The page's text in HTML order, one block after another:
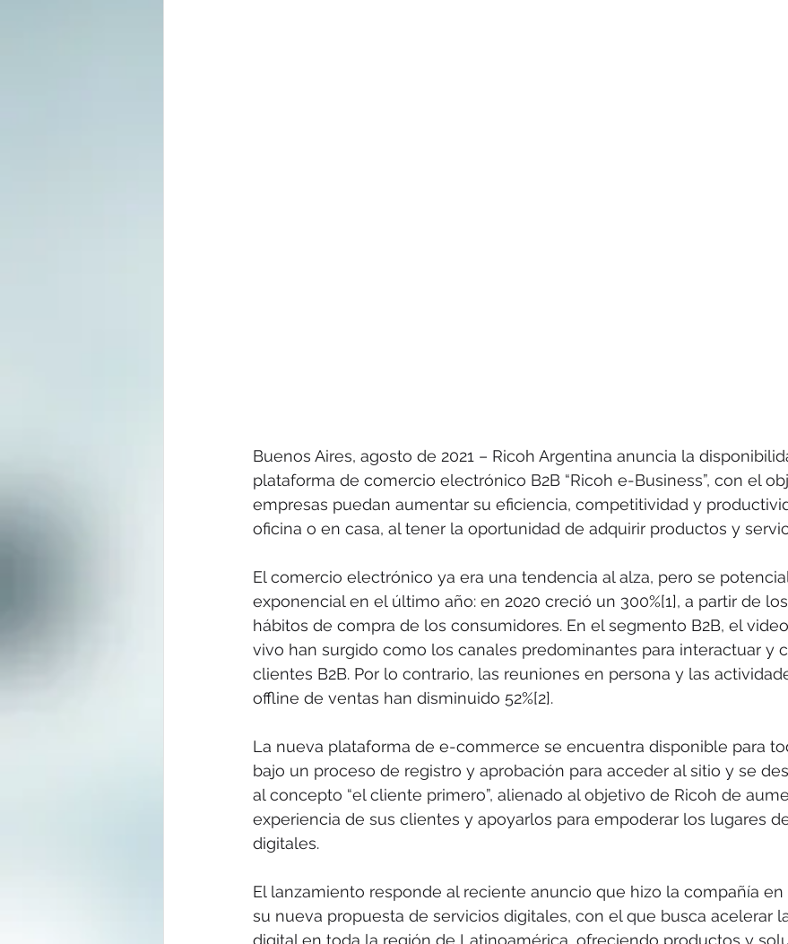
Buenos Aires, agosto de 2021 – Ricoh Argentina anuncia la
plataforma de comercio electrónico B2B “Ricoh e-Business”, con el
empresas puedan aumentar su eficiencia, competitividad y
oficina o en casa, al tener la oportunidad de adquirir productos y
El comercio electrónico ya era una tendencia al alza, pero se
exponencial en el último año: en 2020 creció un 300%[1], a partir de
hábitos de compra de los consumidores. En el segmento B2B, el
vivo han surgido como los canales predominantes para interactuar y
clientes B2B. Por lo contrario, las reuniones en persona y las
offline de ventas han disminuido 52%[2].
La nueva plataforma de e-commerce se encuentra disponible para
bajo un proceso de registro y aprobación para acceder al sitio y se
al concepto “el cliente primero”, alienado al objetivo de Ricoh de
experiencia de sus clientes y apoyarlos para empoderar los lugares
digitales.
El lanzamiento responde al reciente anuncio que hizo la compañía
su nueva propuesta de servicios digitales, con el que busca acelerar